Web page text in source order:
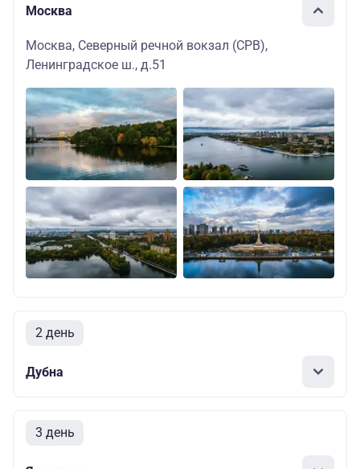
Москва
Москва, Северный речной вокзал (СРВ),
Ленинградское ш., д.51
2 день
Дубна
3 день